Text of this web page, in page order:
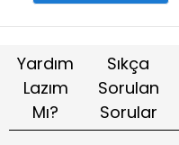
Yardım
Lazım
Mı?
Sıkça
Sorulan
Sorular